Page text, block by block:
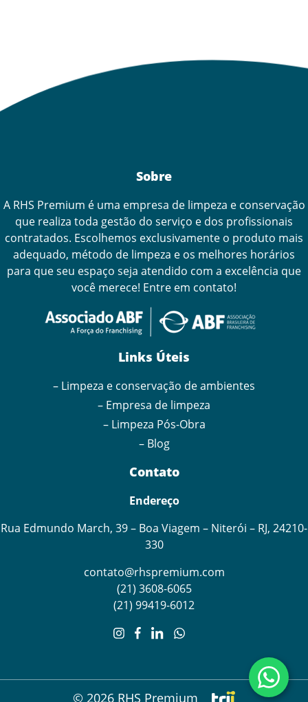
Sobre
A RHS Premium é uma empresa de limpeza e conservação
que realiza toda gestão do serviço e dos profissionais
contratados. Escolhemos exclusivamente o produto mais
adequado, método de limpeza e os melhores horários
para que seu espaço seja atendido com a excelência que
você merece! Entre em contato!
Links Úteis
– Limpeza e conservação de ambientes
– Empresa de limpeza
– Limpeza Pós-Obra
– Blog
Contato
Endereço
Rua Edmundo March, 39 – Boa Viagem – Niterói – RJ, 24210-
330
contato@rhspremium.com
(21) 3608-6065
(21) 99419-6012
© 2026 RHS Premium
Utilizamos cookies para melhorar sua experiência no site e
analisar o tráfego. Ao continuar navegando, você concorda
conforme a LGPD.
Aceitar